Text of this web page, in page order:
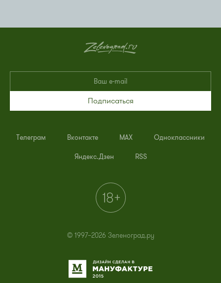
Подписаться
Телеграм Вконтакте MAX Одноклассники
Яндекс.Дзен RSS
© 1997–2026 Зеленоград.ру